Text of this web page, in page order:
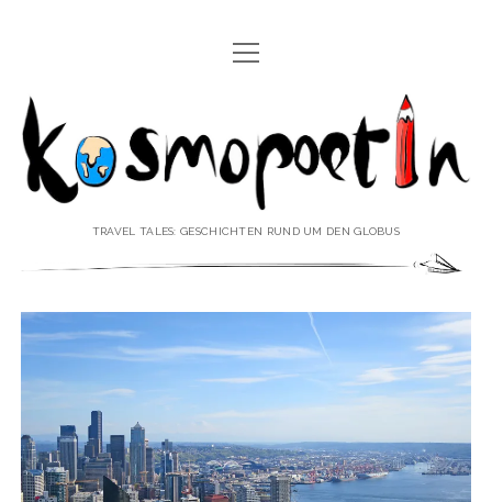
REISEREPORTAGEN
REISEPOESIE
REISEKOLUMNEN
REISESPECIALS
öffnen
IMPRESSUM
♥ ÜBER DIE AUTORIN Menü
öffnen
Menü
öffnen
Kosmopoetin
TRAVEL TALES: GESCHICHTEN RUND UM DEN GLOBUS